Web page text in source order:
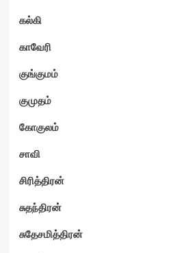
கல்கி
காவேரி
குங்குமம்
குமுதம்
கோகுலம்
சாவி
சிரித்திரன்
சுதந்திரன்
சுதேசமித்திரன்